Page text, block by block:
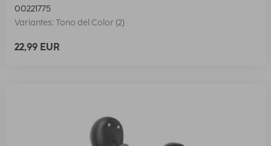
00221775
Variantes: Tono del Color (2)
22,99 EUR